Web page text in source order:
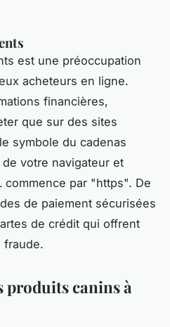
est une préoccupation
acheteurs en ligne.
financières,
que sur des sites
symbole du cadenas
votre navigateur et
par "https". De
de paiement sécurisées
de crédit qui offrent
fraude.
produits canins à